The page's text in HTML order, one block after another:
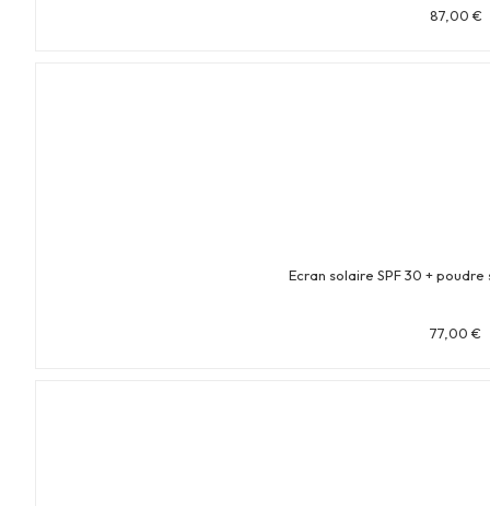
87,00 €
Ecran solaire SPF 30 +
77,00€